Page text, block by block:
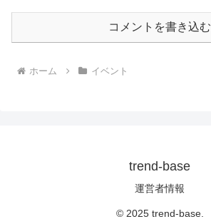
コメントを書き込む
ホーム イベント
trend-base
運営者情報
© 2025 trend-base.